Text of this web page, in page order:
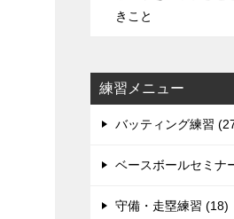
きこと
練習メニュー
バッティング練習
ベースボールセミナ
守備・走塁練習 (18)